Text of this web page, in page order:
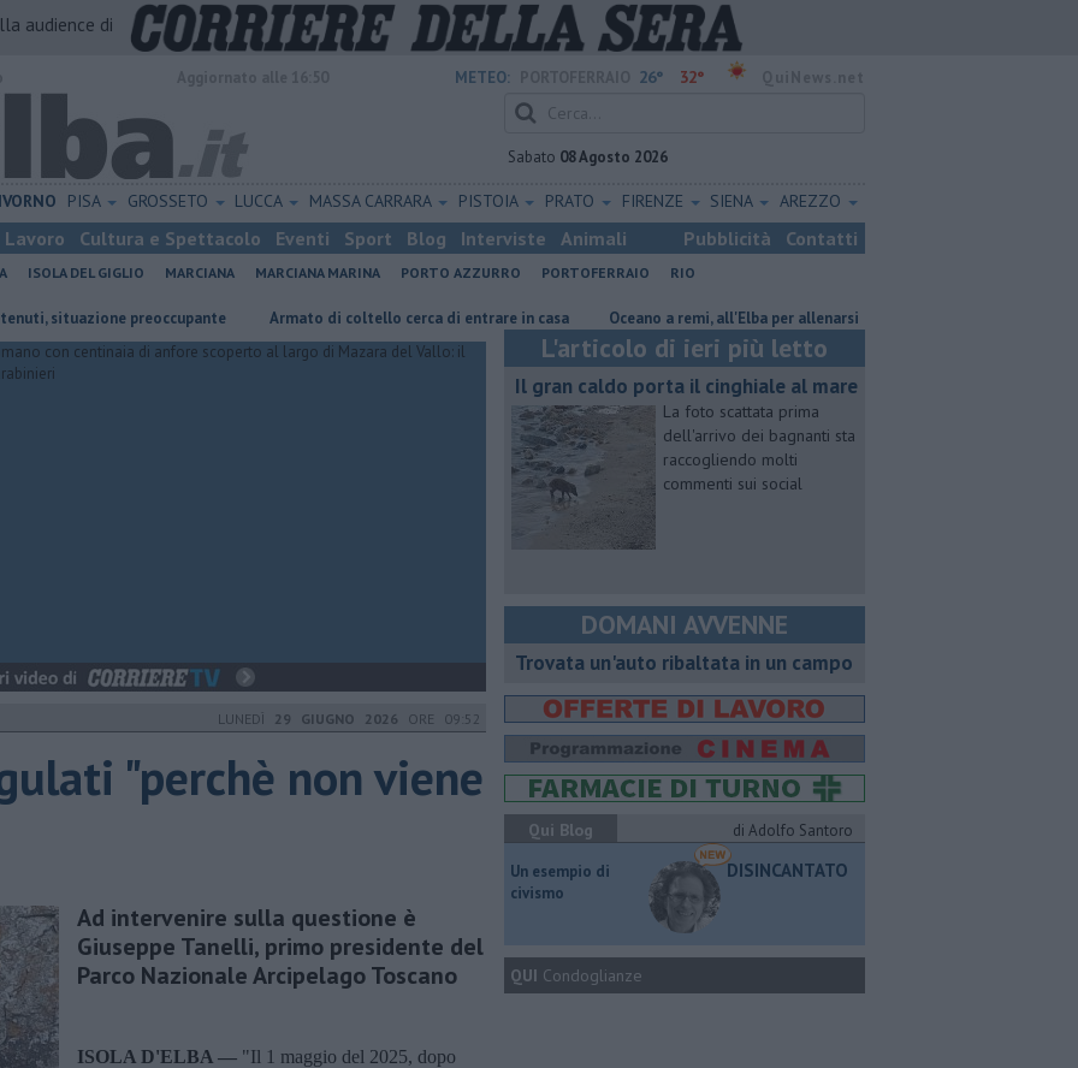
audience di
METEO: 26° 32°
Sabato 08 Agosto 2026
PISA GROSSETO LUCCA MASSA CARRARA PISTOIA PRATO FIRENZE SIENA AREZZO
Lavoro Cultura e Spettacolo Eventi Sport Blog Interviste Animali Pubblicità Contatti
ISOLA DEL GIGLIO MARCIANA MARCIANA MARINA PORTO AZZURRO PORTOFERRAIO RIO
preoccupante Armato di coltello cerca di entrare in casa Oceano a remi, all'Elba per allenarsi Mola, "troppi rifiuti e barche sulla
LUNEDÌ 29 GIUGNO 2026 ORE 09:52
"perchè non viene
Ad intervenire sulla questione è
Giuseppe Tanelli, primo presidente del
Parco Nazionale Arcipelago Toscano
ISOLA D'ELBA — "Il 1 maggio del 2025, dopo
L'articolo di ieri più letto
Il gran caldo porta il cinghiale al mare
La foto scattata prima
dell'arrivo dei bagnanti sta
raccogliendo molti
commenti sui social
DOMANI AVVENNE
Trovata un'auto ribaltata in un campo
Qui Blog
di Adolfo Santoro
​Un esempio di
civismo
DISINCANTATO
QUI Condoglianze